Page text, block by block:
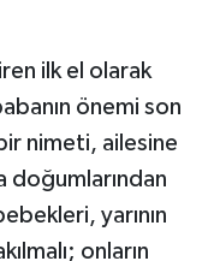
ilk el olarak
önemi son
nimeti, ailesine
doğumlarından
yarının
onların